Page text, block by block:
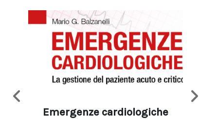
Emergenze cardiologiche